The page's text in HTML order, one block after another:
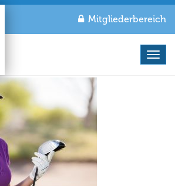
Mitgliederbereich